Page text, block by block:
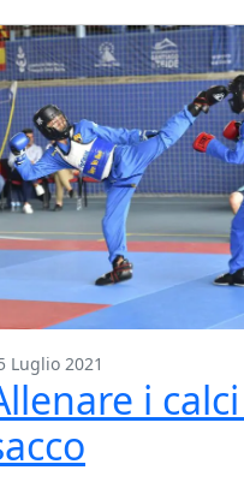
Luglio 2021
i